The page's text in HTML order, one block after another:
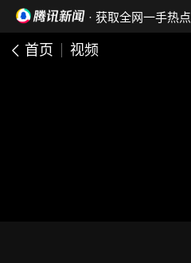
· 获取全网一手热点
首页 视频